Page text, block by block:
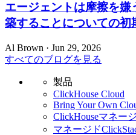
エージェントは摩擦を
築することについての初
Al Brown · Jun 29, 2026
すべてのブログを見る
製品
ClickHouse Cloud
Bring Your Own
ClickHouseマネー
マネージド